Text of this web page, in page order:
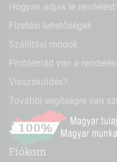
Hogyan adjak le
Fizetési lehetőségek
Szállítási módok
Problémád van a
Visszaküldés?
További segítségre van
Fiókom